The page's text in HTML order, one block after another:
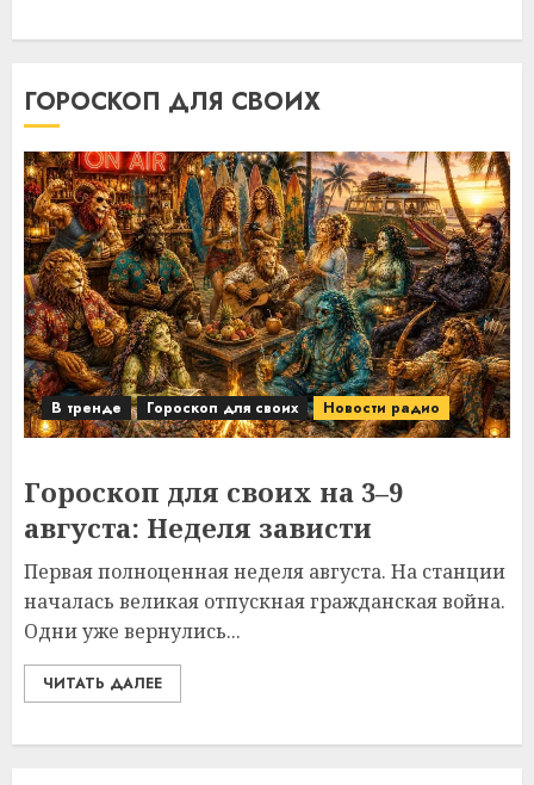
ГОРОСКОП ДЛЯ СВОИХ
В тренде Гороскоп для своих Новости радио
Гороскоп для своих на 3–9
августа: Неделя зависти
Первая полноценная неделя августа. На станции
началась великая отпускная гражданская война.
Одни уже вернулись...
ЧИТАТЬ ДАЛЕЕ